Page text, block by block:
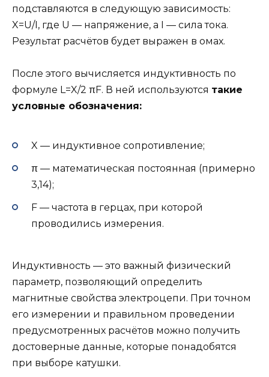
подставляются в следующую зависимость:
X=U/I, где U — напряжение, а I — сила тока.
Результат расчётов будет выражен в омах.
После этого вычисляется индуктивность по
формуле L=X/2 πF. В ней используются такие
условные обозначения:
X — индуктивное сопротивление;
π — математическая постоянная (примерно
3,14);
F — частота в герцах, при которой
проводились измерения.
Индуктивность — это важный физический
параметр, позволяющий определить
магнитные свойства электроцепи. При точном
его измерении и правильном проведении
предусмотренных расчётов можно получить
достоверные данные, которые понадобятся
при выборе катушки.